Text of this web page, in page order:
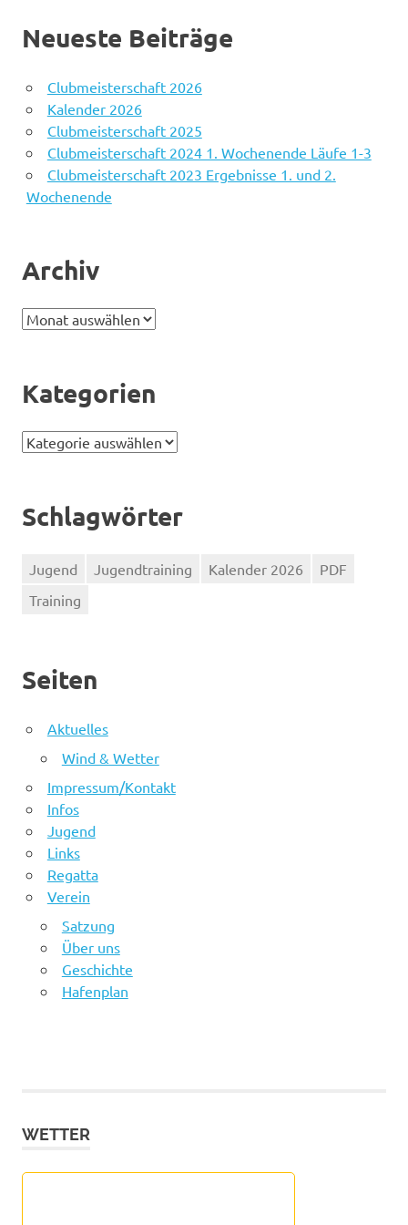
Neueste Beiträge
Clubmeisterschaft 2026
Kalender 2026
Clubmeisterschaft 2025
Clubmeisterschaft 2024 1. Wochenende Läufe 1-3
Clubmeisterschaft 2023 Ergebnisse 1. und 2.
Wochenende
Archiv
Archiv
Kategorien
Kategorien
Schlagwörter
Jugend Jugendtraining Kalender 2026
PDF
Training
Seiten
Aktuelles
Wind & Wetter
Impressum/Kontakt
Infos
Jugend
Links
Regatta
Verein
Satzung
Über uns
Geschichte
Hafenplan
WETTER